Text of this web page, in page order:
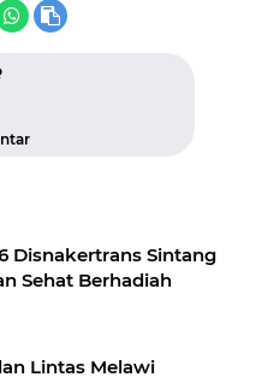
Disnakertrans Sintang
Sehat Berhadiah
Lintas Melawi